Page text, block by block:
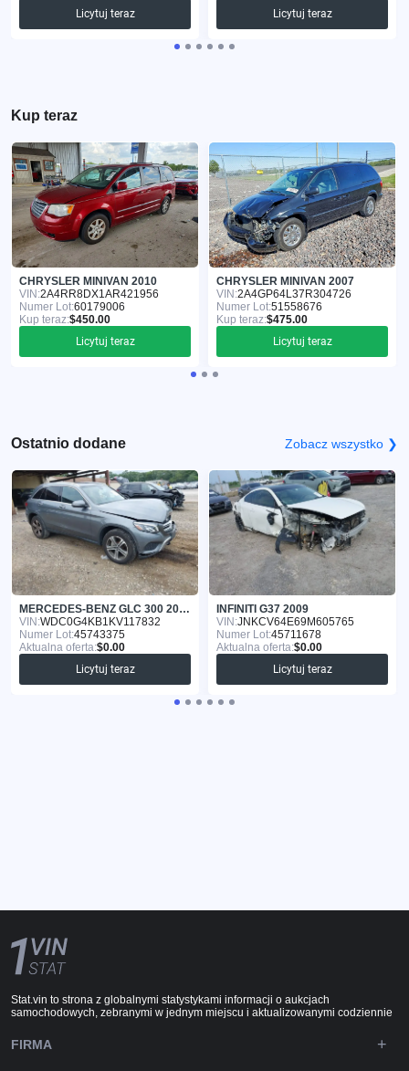
Licytuj teraz
Licytuj teraz
Kup teraz
CHRYSLER MINIVAN 2010
VIN:2A4RR8DX1AR421956
Numer Lot:60179006
Kup teraz:$450.00
Licytuj teraz
CHRYSLER MINIVAN 2007
VIN:2A4GP64L37R304726
Numer Lot:51558676
Kup teraz:$475.00
Licytuj teraz
Ostatnio dodane Zobacz wszystko ❯
MERCEDES-BENZ GLC 300 2019
VIN:WDC0G4KB1KV117832
Numer Lot:45743375
Aktualna oferta:$0.00
Licytuj teraz
INFINITI G37 2009
VIN:JNKCV64E69M605765
Numer Lot:45711678
Aktualna oferta:$0.00
Licytuj teraz
Stat.vin to strona z globalnymi statystykami informacji o aukcjach
samochodowych, zebranymi w jednym miejscu i aktualizowanymi codziennie
FIRMA